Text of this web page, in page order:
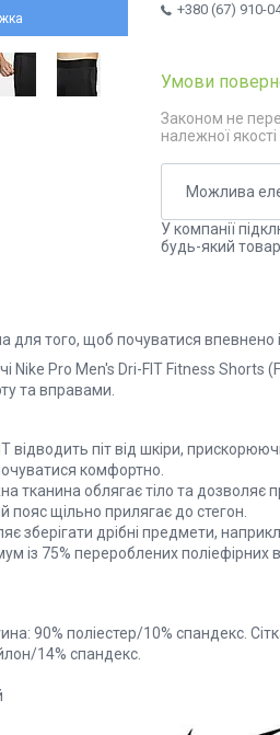
+380 (67) 910-
Законом не
належної якості
У компанії
будь-який
для того, щоб почуватися впевнено
Nike Pro Men's Dri-FIT Fitness
та вправами.
відводить піт від шкіри,
комфортно.
тканина облягає тіло та дозволяє
пояс щільно прилягає до стегон.
зберігати дрібні предмети,
із 75% перероблених поліефірних
90% поліестер/10% спандекс.
14% спандекс.